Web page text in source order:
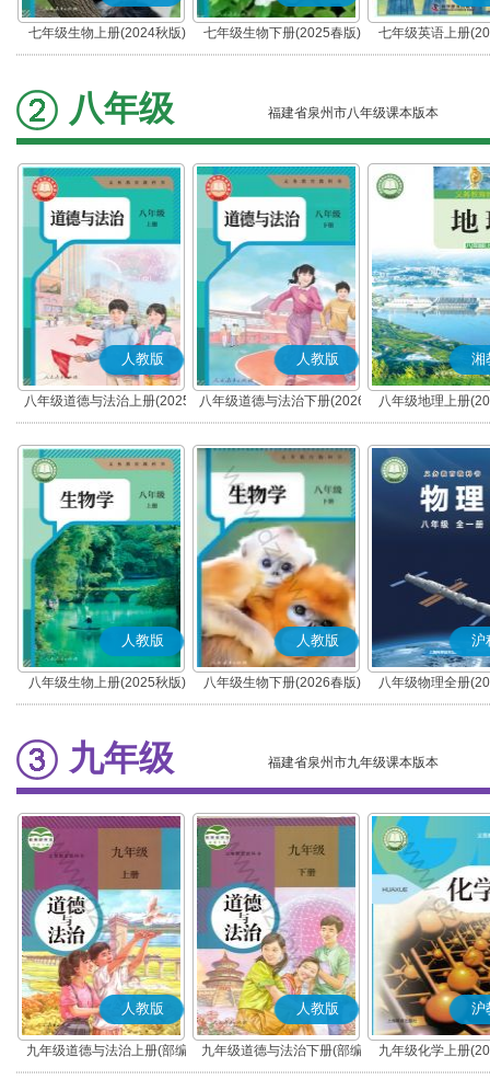
七年级生物上册(2024秋版) 七年级生物下册(2025春版)
七年级英语上册
(科普版)
八年级 福建省泉州市八年级课本版本
人教版
八年级道德与法治上册(2025
秋版)(部编版)
人教版
八年级道德与法治下册(2026
春版)(部编版)
湘
八年级地理上册
人教版
八年级生物上册(2025秋版)
人教版
八年级生物下册(2026春版)
沪
八年级物理全册
九年级 福建省泉州市九年级课本版本
人教版
九年级道德与法治上册(部编
版)
人教版
九年级道德与法治下册(部编
版)
沪
九年级化学上册